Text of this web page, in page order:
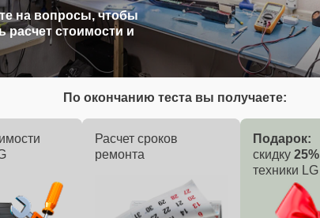
на вопросы, чтобы
расчет стоимости и
По окончанию теста вы получаете:
Расчет сроков
ремонта
Подарок:
скидку 25%
техники LG